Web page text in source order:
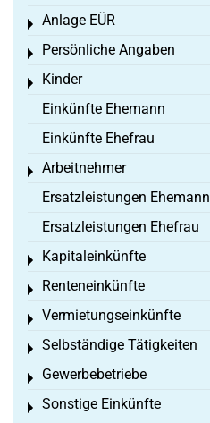
Anlage EÜR
Toggle menu
Persönliche Angaben
Toggle menu
Kinder
Toggle menu
Einkünfte Ehemann
Einkünfte Ehefrau
Arbeitnehmer
Toggle menu
Ersatzleistungen Ehemann
Ersatzleistungen Ehefrau
Kapitaleinkünfte
Toggle menu
Renteneinkünfte
Toggle menu
Vermietungseinkünfte
Toggle menu
Selbständige Tätigkeiten
Toggle menu
Gewerbebetriebe
Toggle menu
Sonstige Einkünfte
Toggle menu